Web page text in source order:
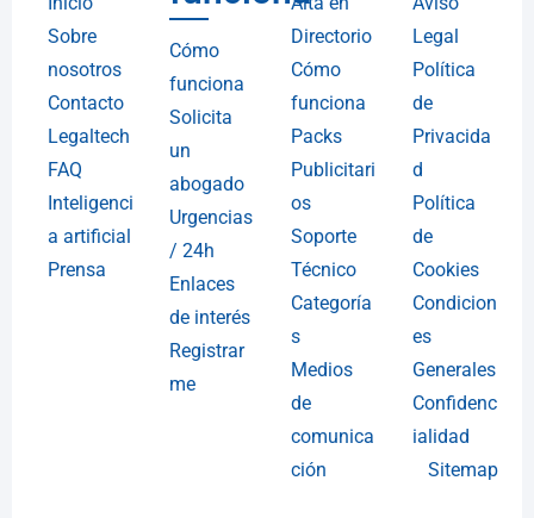
Sobre
nosotros
Contacto
Legaltech
FAQ
Inteligenci
a artificial
Prensa
Cómo
funciona
Solicita
un
abogado
Urgencias
/ 24h
Enlaces
de interés
Registrar
me
Directorio
Cómo
funciona
Packs
Publicitari
os
Soporte
Técnico
Categoría
s
Medios
de
comunica
ción
Legal
Política
de
Privacida
d
Política
de
Cookies
Condicion
es
Generales
Confidenc
ialidad
Sitemap